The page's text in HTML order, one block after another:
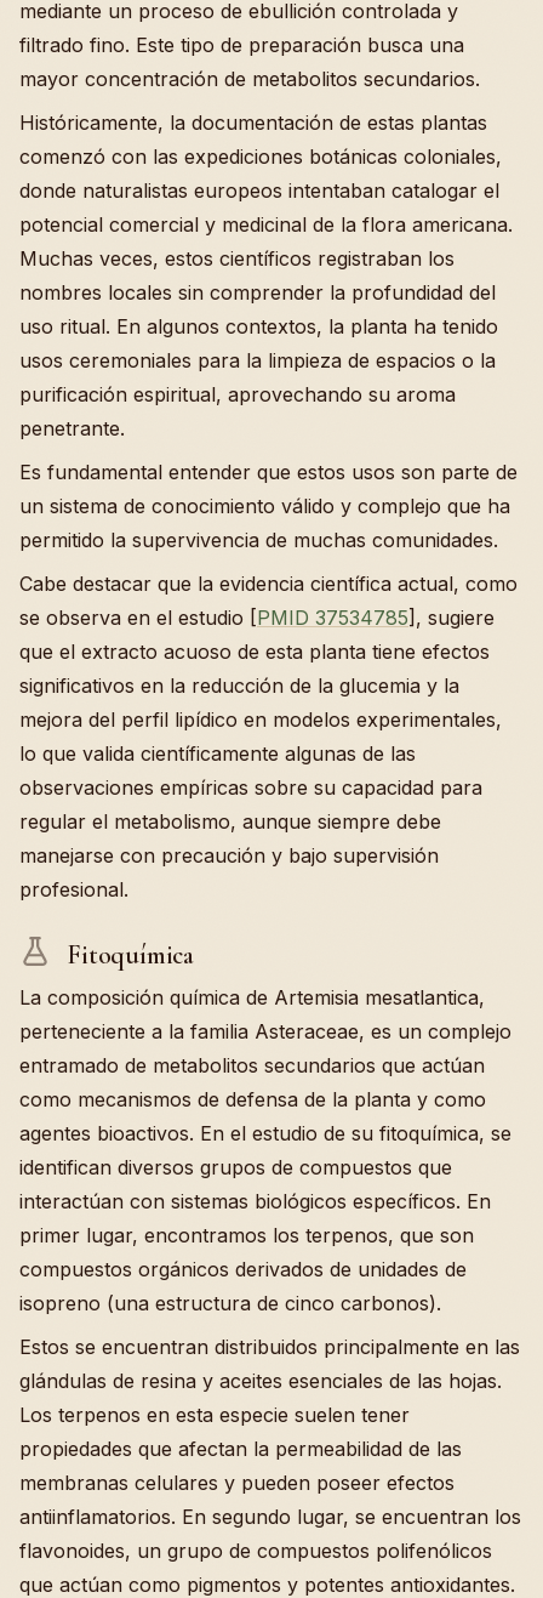
mediante un proceso de ebullición controlada y
filtrado fino. Este tipo de preparación busca una
mayor concentración de metabolitos secundarios.
Históricamente, la documentación de estas plantas
comenzó con las expediciones botánicas coloniales,
donde naturalistas europeos intentaban catalogar el
potencial comercial y medicinal de la flora americana.
Muchas veces, estos científicos registraban los
nombres locales sin comprender la profundidad del
uso ritual. En algunos contextos, la planta ha tenido
usos ceremoniales para la limpieza de espacios o la
purificación espiritual, aprovechando su aroma
penetrante.
Es fundamental entender que estos usos son parte de
un sistema de conocimiento válido y complejo que ha
permitido la supervivencia de muchas comunidades.
Cabe destacar que la evidencia científica actual, como
se observa en el estudio [PMID 37534785], sugiere
que el extracto acuoso de esta planta tiene efectos
significativos en la reducción de la glucemia y la
mejora del perfil lipídico en modelos experimentales,
lo que valida científicamente algunas de las
observaciones empíricas sobre su capacidad para
regular el metabolismo, aunque siempre debe
manejarse con precaución y bajo supervisión
profesional.
Fitoquímica
La composición química de Artemisia mesatlantica,
perteneciente a la familia Asteraceae, es un complejo
entramado de metabolitos secundarios que actúan
como mecanismos de defensa de la planta y como
agentes bioactivos. En el estudio de su fitoquímica, se
identifican diversos grupos de compuestos que
interactúan con sistemas biológicos específicos. En
primer lugar, encontramos los terpenos, que son
compuestos orgánicos derivados de unidades de
isopreno (una estructura de cinco carbonos).
Estos se encuentran distribuidos principalmente en las
glándulas de resina y aceites esenciales de las hojas.
Los terpenos en esta especie suelen tener
propiedades que afectan la permeabilidad de las
membranas celulares y pueden poseer efectos
antiinflamatorios. En segundo lugar, se encuentran los
flavonoides, un grupo de compuestos polifenólicos
que actúan como pigmentos y potentes antioxidantes.